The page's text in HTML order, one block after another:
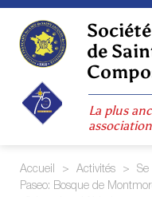
Skip
content
de
La plus
Accueil > Activités > Se
Paseo: Bosque de